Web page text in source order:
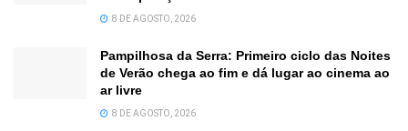
8 DE AGOSTO, 2026
Pampilhosa da Serra: Primeiro ciclo das Noites
de Verão chega ao fim e dá lugar ao cinema ao
ar livre
8 DE AGOSTO, 2026